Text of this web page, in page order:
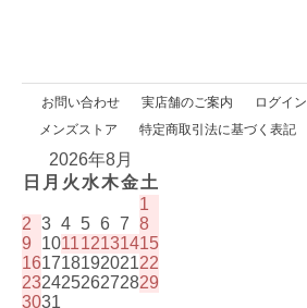
お問い合わせ 実店舗のご案内 ログイン
メンズストア
特定商取引法に基づく表記
2026年8月
日 月 火 水木金土
1
2 3 4 5 6 7 8
9
101112131415
16171819202122
23242526272829
3031